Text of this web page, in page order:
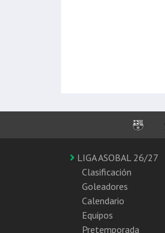
LIGA ASOBAL 26/27
Clasificación
Goleadores
Calendario
Equipos
Pretemporada